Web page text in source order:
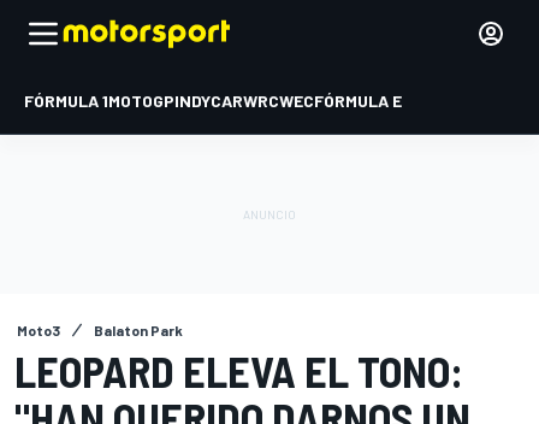
FÓRMULA 1MOTOGPINDYCARWRCWECFÓRMULA E
Moto3 Balaton Park
LEOPARD ELEVA EL TONO: